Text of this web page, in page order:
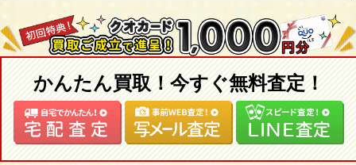
かんたん買取！今すぐ無料査定！